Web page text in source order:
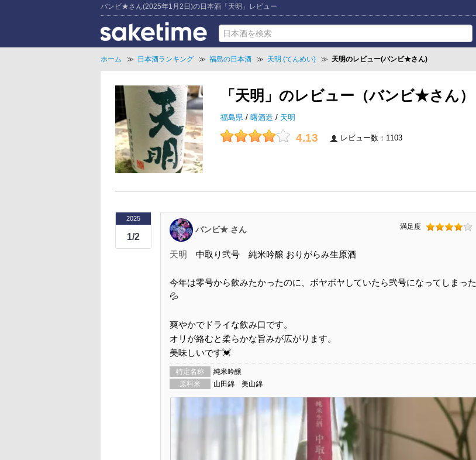
バンビ★さん(2025年1月2日)の日本酒「天明」レビュー
ホーム ≫ 日本酒ランキング ≫ 福島の日本酒 ≫ 天明 (てんめい) ≫ 天明のレビュー(バンビ★さん)
「天明」のレビュー（バンビ★さん）
福島県 / 曙酒造 / 天明
4.13 レビュー数：1103
2025
1/2
バンビ★ さん 満足度
天明 中取り弐号 純米吟醸 おりがらみ生原酒
今年は零号から飲みたかったのに、ボヤボヤしていたら弐号になってしまった
💦
爽やかでドライな飲み口です。
オリが絡むと柔らかな旨みが広がります。
美味しいです💓
特定名称
純米吟醸
原料米
山田錦 美山錦